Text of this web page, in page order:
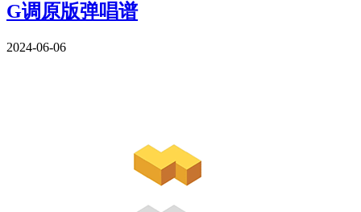
G调原版弹唱谱
2024-06-06